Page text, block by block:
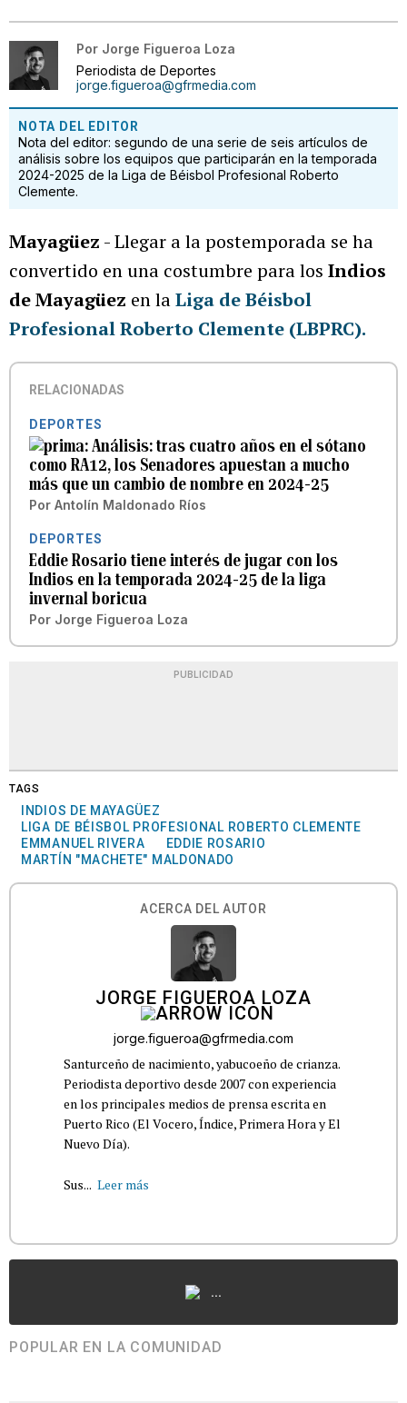
Por Jorge Figueroa Loza
Periodista de Deportes
jorge.figueroa@gfrmedia.com
NOTA DEL EDITOR
Nota del editor: segundo de una serie de seis artículos de
análisis sobre los equipos que participarán en la temporada
2024-2025 de la Liga de Béisbol Profesional Roberto
Clemente.
Mayagüez - Llegar a la postemporada se ha
convertido en una costumbre para los Indios
de Mayagüez en laLiga de Béisbol
Profesional Roberto Clemente (LBPRC).
RELACIONADAS
DEPORTES
Análisis: tras cuatro años en el sótano
como RA12, los Senadores apuestan a mucho
más que un cambio de nombre en 2024-25
Por Antolín Maldonado Ríos
DEPORTES
Eddie Rosario tiene interés de jugar con los
Indios en la temporada 2024-25 de la liga
invernal boricua
Por Jorge Figueroa Loza
PUBLICIDAD
TAGS
INDIOS DE MAYAGÜEZ
LIGA DE BÉISBOL PROFESIONAL ROBERTO CLEMENTE
EMMANUEL RIVERA
EDDIE ROSARIO
MARTÍN "MACHETE" MALDONADO
ACERCA DEL AUTOR
JORGE FIGUEROA LOZA
jorge.figueroa@gfrmedia.com
Santurceño de nacimiento, yabucoeño de crianza.
Periodista deportivo desde 2007 con experiencia
en los principales medios de prensa escrita en
Puerto Rico (El Vocero, Índice, Primera Hora y El
Nuevo Día).
Sus... Leer más
...
POPULAR EN LA COMUNIDAD